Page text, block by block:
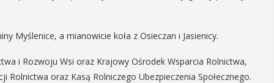
Myślenice, a mianowicie koła z Osieczan i Jasienicy.
i Rozwoju Wsi oraz Krajowy Ośrodek Wsparcia Rolnictwa,
Rolnictwa oraz Kasą Rolniczego Ubezpieczenia Społecznego.
14
Cały dzień